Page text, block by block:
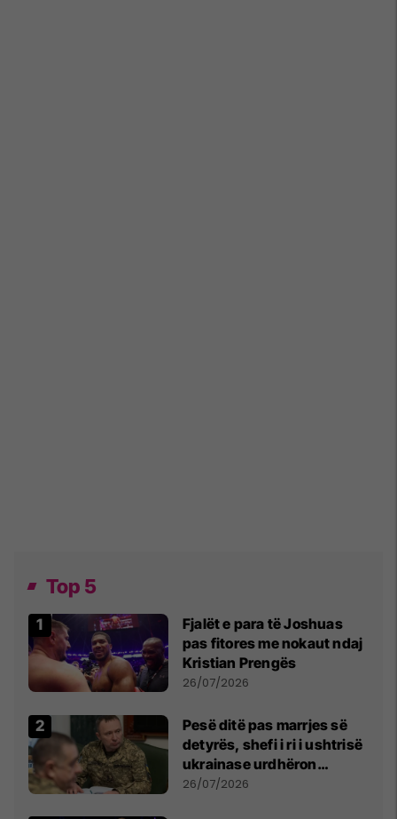
Top 5
Fjalët e para të Joshuas
pas fitores me nokaut ndaj
Kristian Prengës
26/07/2026
Pesë ditë pas marrjes së
detyrës, shefi i ri i ushtrisë
ukrainase urdhëron
kontroll të madh
26/07/2026